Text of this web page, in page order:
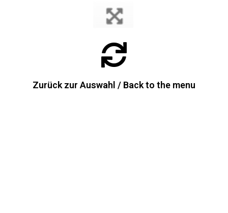
Zurück zur Auswahl / Back to the menu